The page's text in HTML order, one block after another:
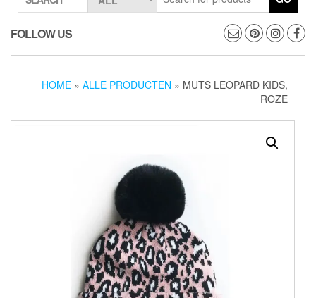
FOLLOW US
HOME » ALLE PRODUCTEN » MUTS LEOPARD KIDS,
ROZE